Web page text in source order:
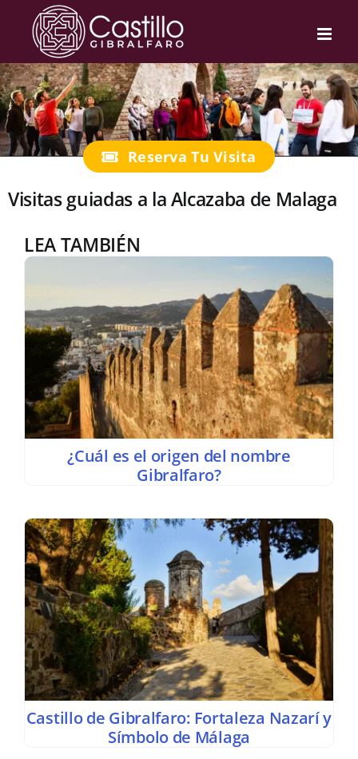
content
Visitas guiadas a la Alcazaba de Malaga
LEA TAMBIÉN
¿Cuál es el origen del nombre
Gibralfaro?
Castillo de Gibralfaro: Fortaleza Nazarí y
Símbolo de Málaga